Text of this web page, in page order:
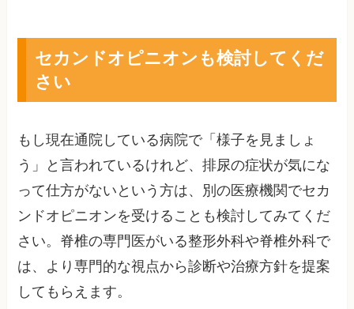
セカンドオピニオンも検討してくだ
さい
もし現在通院している病院で「様子を見ましょ
う」と言われているけれど、排尿の症状が気にな
って仕方がないという方は、別の医療機関でセカ
ンドオピニオンを受けることも検討してみてくだ
さい。脊椎の専門医がいる整形外科や脊椎外科で
は、より専門的な視点から診断や治療方針を提案
してもらえます。